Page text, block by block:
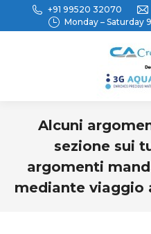
+91 99520 32070
Monday – Saturday
Alcuni
sezione sui
argomenti
mediante viaggio